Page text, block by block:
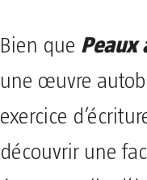
Bien que Peaux
une œuvre
exercice
découvrir une